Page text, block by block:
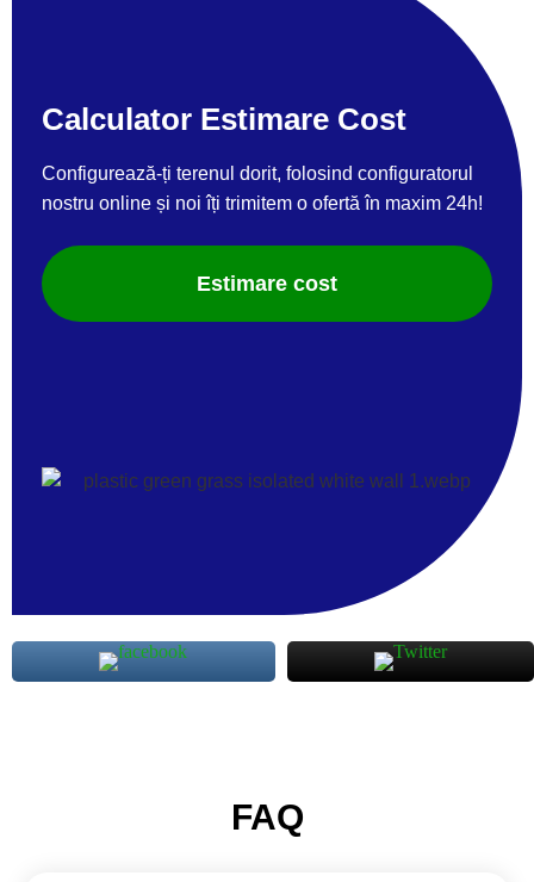
Calculator Estimare Cost
Configurează-ți terenul dorit, folosind configuratorul
nostru online și noi îți trimitem o ofertă în maxim 24h!
Estimare cost
FAQ